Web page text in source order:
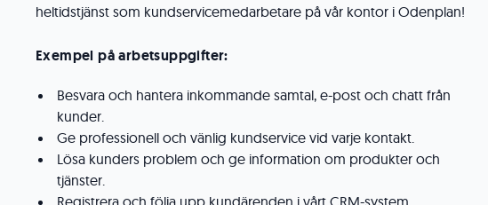
heltidstjänst som kundservicemedarbetare på vår kontor i Odenplan!
Exempel på arbetsuppgifter:
Besvara och hantera inkommande samtal, e-post och chatt från
kunder.
Ge professionell och vänlig kundservice vid varje kontakt.
Lösa kunders problem och ge information om produkter och
tjänster.
Registrera och följa upp kundärenden i vårt CRM-system.